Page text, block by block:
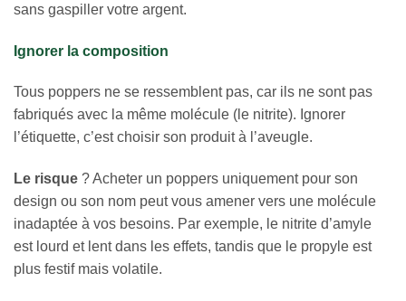
sans gaspiller votre argent.
Ignorer la composition
Tous poppers ne se ressemblent pas, car ils ne sont pas
fabriqués avec la même molécule (le nitrite). Ignorer
l’étiquette, c’est choisir son produit à l’aveugle.
Le risque ? Acheter un poppers uniquement pour son
design ou son nom peut vous amener vers une molécule
inadaptée à vos besoins. Par exemple, le nitrite d’amyle
est lourd et lent dans les effets, tandis que le propyle est
plus festif mais volatile.